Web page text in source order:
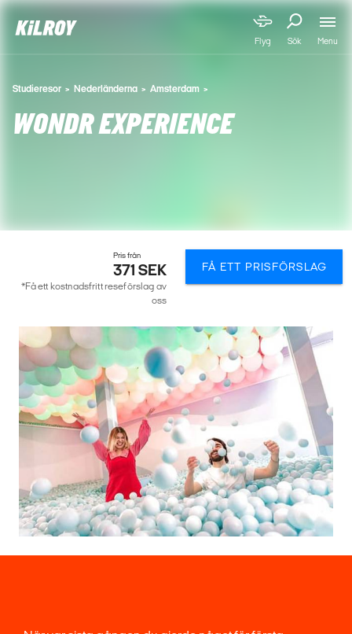
Flyg Sök Menu
Studieresor Nederländerna Amsterdam
WONDR EXPERIENCE
Pris från
371 SEK
*Få ett kostnadsfritt reseförslag av
oss
FÅ ETT PRISFÖRSLAG